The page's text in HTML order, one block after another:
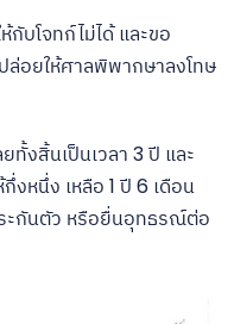
กับโจทก์ไม่ได้ และขอ
อยให้ศาลพิพากษาลงโทษ
ทั้งสิ้นเป็นเวลา 3 ปี และ
งหนึ่ง เหลือ 1 ปี 6 เดือน
ะกันตัว หรือยื่นอุทธรณ์ต่อ